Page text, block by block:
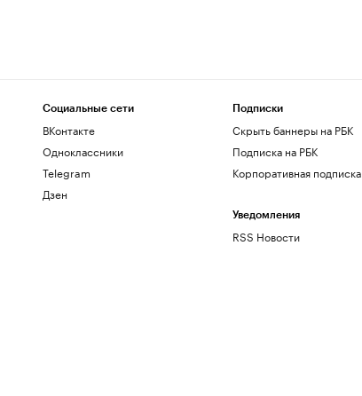
Социальные сети
ВКонтакте
Одноклассники
Telegram
Дзен
Подписки
Скрыть баннеры на РБК
Подписка на РБК
Корпоративная подписка
Уведомления
RSS Новости